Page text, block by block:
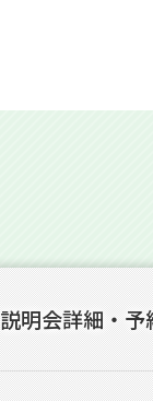
説明会詳細・予